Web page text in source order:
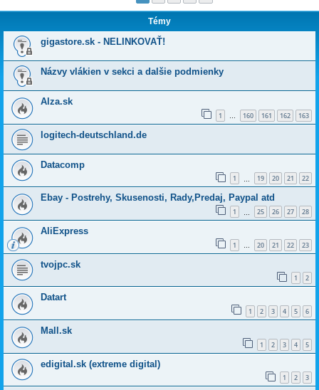
Témy
gigastore.sk - NELINKOVAŤ!
Názvy vlákien v sekci a dalšie podmienky
Alza.sk
1 … 160 161 162 163
logitech-deutschland.de
Datacomp
1 19 20 21 22
Ebay - Postrehy, Skusenosti, Rady,Predaj, Paypal atd
1 25 26 27 28
AliExpress
1 … 20 21 22 23
tvojpc.sk
1 2
Datart
1 2 3 4 5 6
Mall.sk
1 2 3 4 5
edigital.sk (extreme digital)
1 2 3